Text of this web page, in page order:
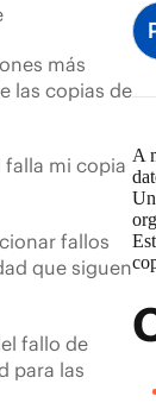
más
las copias de
falla mi copia
fallos
que siguen
fallo de
para las
A